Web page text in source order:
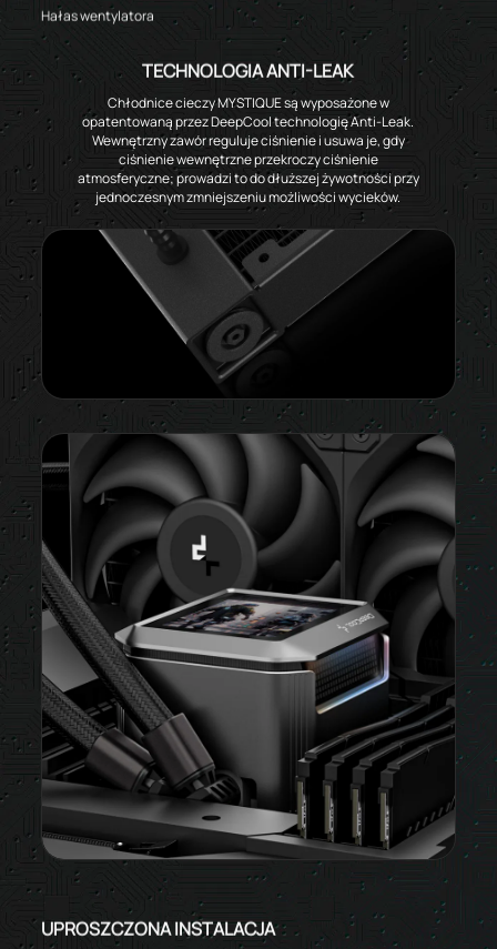
Hałas wentylatora
TECHNOLOGIA ANTI-LEAK
Chłodnice cieczy MYSTIQUE są wyposażone w
opatentowaną przez DeepCool technologię Anti-Leak.
Wewnętrzny zawór reguluje ciśnienie i usuwa je, gdy
ciśnienie wewnętrzne przekroczy ciśnienie
atmosferyczne; prowadzi to do dłuższej żywotności przy
jednoczesnym zmniejszeniu możliwości wycieków.
UPROSZCZONA INSTALACJA